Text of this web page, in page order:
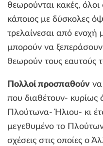
θεωρούνται κακές,
κάποιος με δύσκολες
τρελαίνεσαι από ενοχή
μπορούν να
θεωρούν τους εαυτούς
Πολλοί προσπαθούν
που διαθέτουν- κυρίως
Πλούτωνα- Ήλιου- κι
μεγεθυμένο το
σχέσεις στις οποίες ο